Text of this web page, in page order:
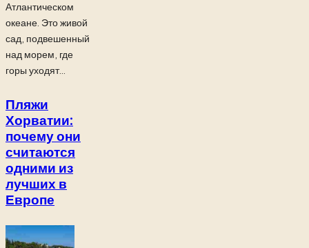
Атлантическом
океане. Это живой
сад, подвешенный
над морем, где
горы уходят...
Пляжи
Хорватии:
почему они
считаются
одними из
лучших в
Европе